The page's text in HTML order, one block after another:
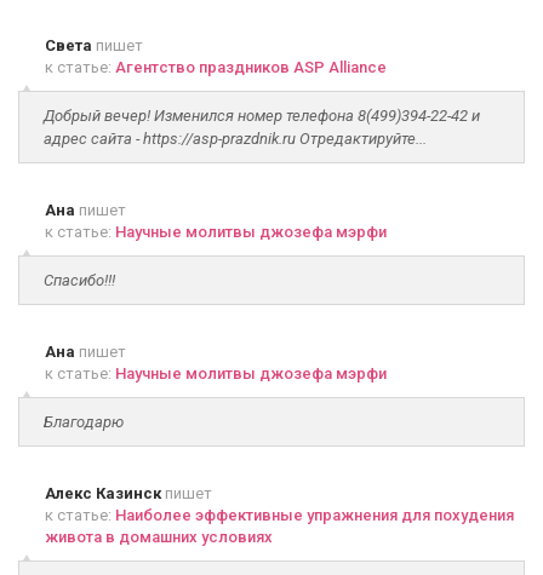
Света пишет
к статье: Агентство праздников ASP Alliance
Добрый вечер! Изменился номер телефона 8(499)394-22-42 и
адрес сайта - https://asp-prazdnik.ru Отредактируйте...
Ана пишет
к статье: Научные молитвы джозефа мэрфи
Спасибо!!!
Ана пишет
к статье: Научные молитвы джозефа мэрфи
Благодарю
Алекс Казинскпишет
к статье: Наиболее эффективные упражнения для похудения
живота в домашних условиях